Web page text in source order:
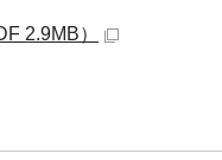
2.9MB）